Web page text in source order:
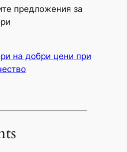
предложения за
на добри цени при